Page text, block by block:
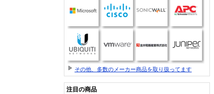
その他、多数のメーカー商品を取り扱ってます
注目の商品